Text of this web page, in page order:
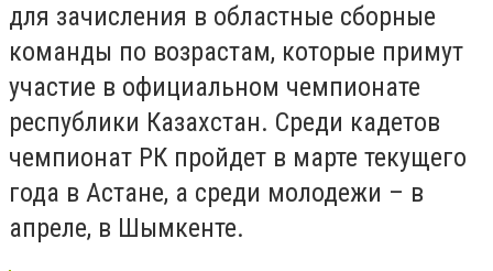
для зачисления в областные сборные
команды по возрастам, которые примут
участие в официальном чемпионате
республики Казахстан. Среди кадетов
чемпионат РК пройдет в марте текущего
года в Астане, а среди молодежи – в
апреле, в Шымкенте.